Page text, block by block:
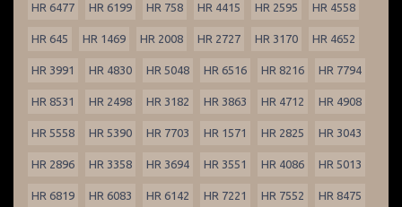
HR 6477 HR 6199 HR 758 HR 4415 HR 2595 HR 4558
HR 645 HR 1469 HR 2008 HR 2727 HR 3170 HR 4652
HR 3991 HR 4830 HR 5048 HR 6516 HR 8216 HR 7794
HR 8531 HR 2498 HR 3182 HR 3863 HR 4712 HR 4908
HR 5558 HR 5390 HR 7703 HR 1571 HR 2825 HR 3043
HR 2896 HR 3358 HR 3694 HR 3551 HR 4086 HR 5013
HR 6819 HR 6083 HR 6142 HR 7221 HR 7552 HR 8475